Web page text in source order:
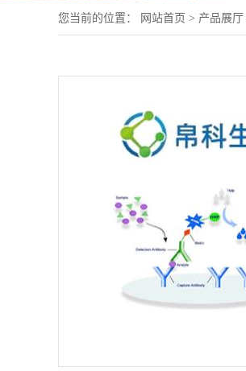
您当前的位置： 网站首页 > 产品展厅